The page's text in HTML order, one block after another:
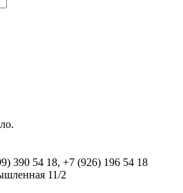
390 54 18, +7 (926) 196 54 18
11/2